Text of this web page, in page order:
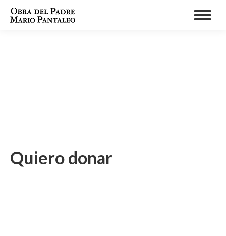
Quiero donar